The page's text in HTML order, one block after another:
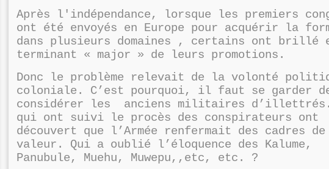
Après l'indépendance, lorsque les premiers
ont été envoyés en Europe pour acquérir la
dans plusieurs domaines , certains ont brillé
terminant « major » de leurs promotions.
Donc le problème relevait de la volonté
coloniale. C’est pourquoi, il faut se garder
considérer les anciens militaires d’illettrés.
qui ont suivi le procès des conspirateurs ont
découvert que l’Armée renfermait des cadres de
valeur. Qui a oublié l’éloquence des Kalume,
Panubule, Muehu, Muwepu,,etc, etc. ?